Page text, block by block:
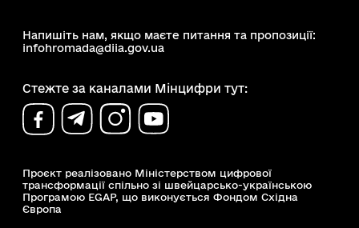
Напишіть нам, якщо маєте питання та пропозиції:
infohromada@diia.gov.ua
Стежте за каналами Мінцифри тут:
Проєкт реалізовано Міністерством цифрової
трансформації спільно зі швейцарсько-українською
Програмою EGAP, що виконується Фондом Східна
Європа